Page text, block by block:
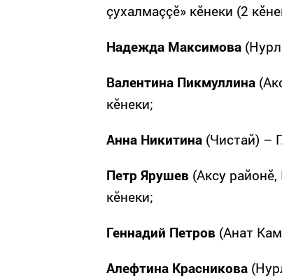
çухалмаççӗ» кӗнеки (2
Надежда Максимова
Валентина Пикмуллина
кӗнеки;
Анна Никитина (Чистай) –
Петр Ярушев (Аксу
кӗнеки;
Геннадий Петров (Анат
Алефтина Красникова